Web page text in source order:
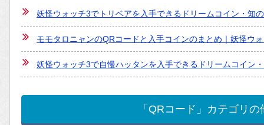
妖怪ウォッチ3でトリベアを入手できるドリームコイン・知
モモタロニャンのQRコードと入手コインのまとめ｜妖怪ウ
妖怪ウォッチ3で自慢ハッタンを入手できるドリームコイン
「QRコード」カテゴリ